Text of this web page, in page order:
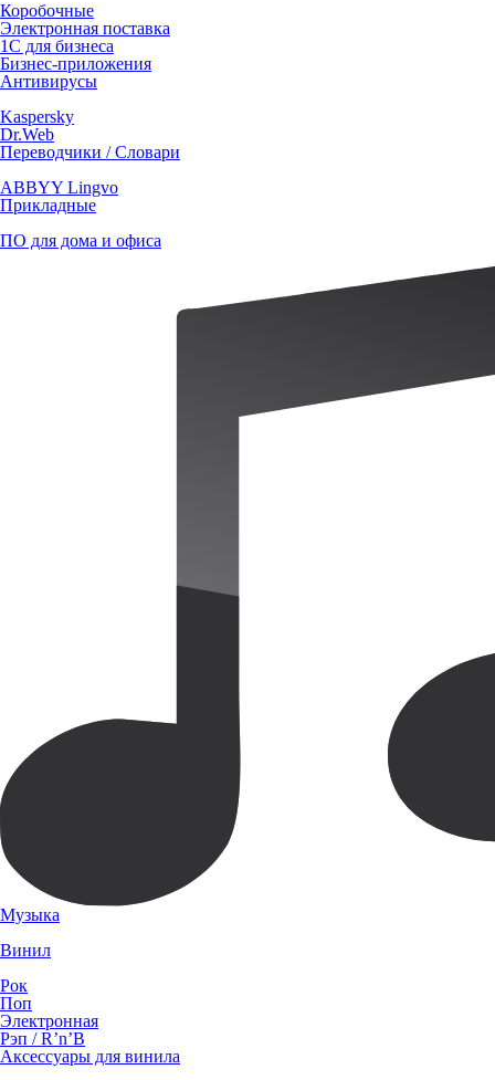
Коробочные
Электронная поставка
1С для бизнеса
Бизнес-приложения
Антивирусы
Kaspersky
Dr.Web
Переводчики / Словари
ABBYY Lingvo
Прикладные
ПО для дома и офиса
Музыка
Винил
Рок
Поп
Электронная
Рэп / R’n’B
Аксессуары для винила